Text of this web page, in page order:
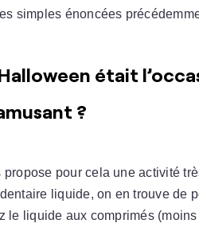
simples énoncées
était
?
propose pour cela une activité
liquide, on en trouve de
le liquide aux comprimés